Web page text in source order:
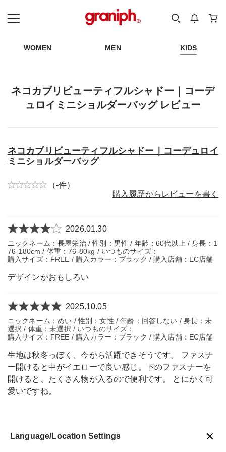
カテゴリーから探す
WOMEN MEN KIDS
ネコカブリビューティフルシャドー｜コーデ
ュロイミニショルダーバッグ レビュー
ネコカブリビューティフルシャドー｜コーデュロイ
ミニショルダーバッグ
（-件）
購入履歴からレビューを書く
2026.01.30
ニックネーム：長屋栄治 / 性別：男性 / 年齢：60代以上 / 身長：1
76-180cm / 体重：76-80kg / いつものサイズ：
購入サイズ：FREE / 購入カラー：ブラック / 購入店舗：EC店舗
デザインがおもしろい
2025.10.05
ニックネーム：めい / 性別：女性 / 年齢：回答しない / 身長：未
選択 / 体重：未選択 / いつものサイズ：
購入サイズ：FREE / 購入カラー：ブラック / 購入店舗：EC店舗
生地は秋冬っぽく、今から活躍できそうです。 ファスナ
ー開けると中がイエローで良い感じ。下のファスナーを
開けると、たくさん物が入るので便利です。 とにかく可
愛いですね。
Language/Location Settings